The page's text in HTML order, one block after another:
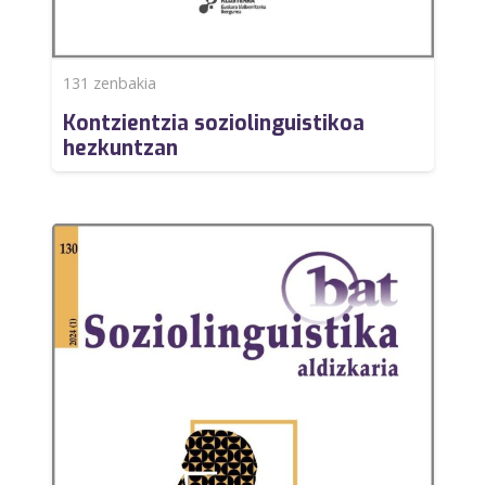
131 zenbakia
Kontzientzia soziolinguistikoa
hezkuntzan